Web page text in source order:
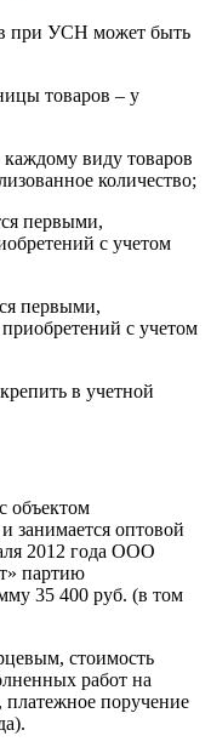
при УСН может быть
товаров – у
виду товаров
количество;
первыми,
с учетом
первыми,
с учетом
в учетной
объектом
занимается оптовой
2012 года ООО
партию
35 400 руб. (в том
стоимость
работ на
платежное поручение